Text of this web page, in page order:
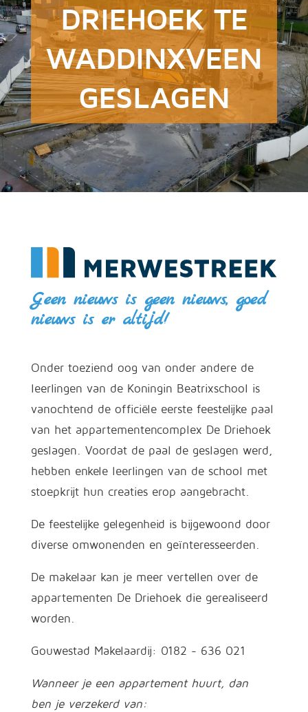
DRIEHOEK TE
WADDINXVEEN
GESLAGEN
Geen nieuws is geen nieuws, goed
nieuws is er altijd!
Onder toeziend oog van onder andere de
leerlingen van de Koningin Beatrixschool is
vanochtend de officiële eerste feestelijke paal
van het appartementencomplex De Driehoek
geslagen. Voordat de paal de geslagen werd,
hebben enkele leerlingen van de school met
stoepkrijt hun creaties erop aangebracht.
De feestelijke gelegenheid is bijgewoond door
diverse omwonenden en geïnteresseerden.
De makelaar kan je meer vertellen over de
appartementen De Driehoek die gerealiseerd
worden.
Gouwestad Makelaardij: 0182 - 636 021
Wanneer je een appartement huurt, dan
ben je verzekerd van: